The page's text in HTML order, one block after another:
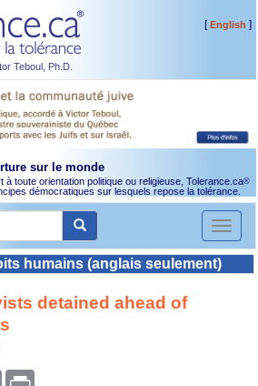
Teboul, Ph.D.
[English ]
sur le monde
à toute orientation politique ou religieuse, Tolerance.ca®
démocratiques sur lesquels repose la tolérance.
Toggle
humains (anglais seulement)
detained ahead of
Email